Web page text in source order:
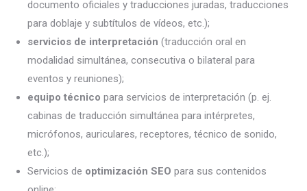
documento oficiales y traducciones juradas, traducciones
para doblaje y subtítulos de vídeos, etc.);
servicios de interpretación (traducción oral en
modalidad simultánea, consecutiva o bilateral para
eventos y reuniones);
equipo técnico para servicios de interpretación (p. ej.
cabinas de traducción simultánea para intérpretes,
micrófonos, auriculares, receptores, técnico de sonido,
etc.);
Servicios de optimización SEO para sus contenidos